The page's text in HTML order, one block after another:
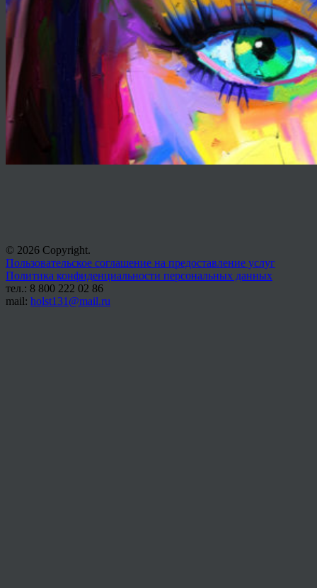
© 2026 Copyright.
Пользовательское соглашение на предоставление услуг
Политика конфиденциальности персональных данных
тел.: 8 800 222 02 86
mail: holst131@mail.ru